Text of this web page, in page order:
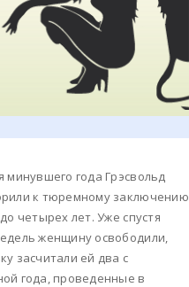
минувшего года Грэсвольд
к тюремному заключению
четырех лет. Уже спустя
женщину освободили,
засчитали ей два с
года, проведенные в